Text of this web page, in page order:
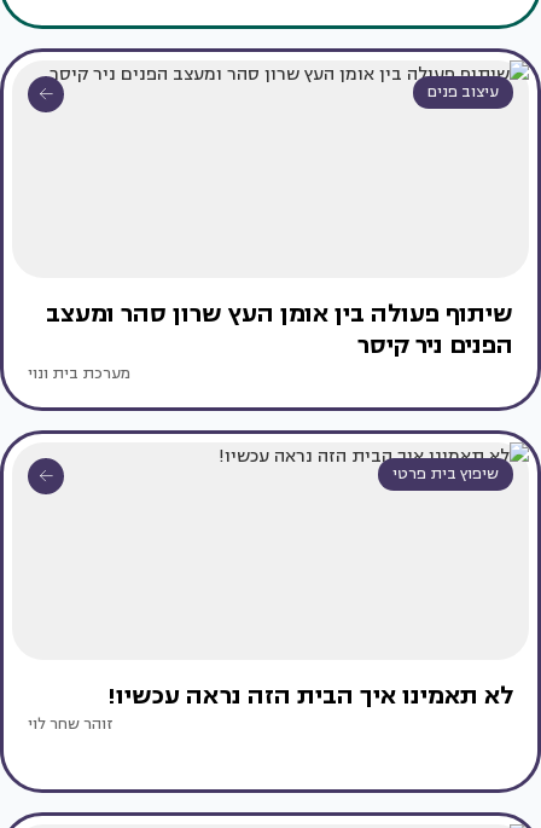
עיצוב פנים
שיתוף פעולה בין אומן העץ שרון סהר ומעצב
הפנים ניר קיסר
מערכת בית ונוי
שיפוץ בית פרטי
לא תאמינו איך הבית הזה נראה עכשיו!
זוהר שחר לוי